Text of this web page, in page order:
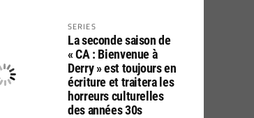
SERIES
La seconde saison de
« CA : Bienvenue à
Derry » est toujours en
écriture et traitera les
horreurs culturelles
des années 30s